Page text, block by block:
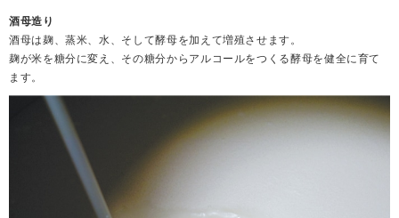
酒母造り
酒母は麹、蒸米、水、そして酵母を加えて増殖させます。
麹が米を糖分に変え、その糖分からアルコールをつくる酵母を健全に育て
ます。